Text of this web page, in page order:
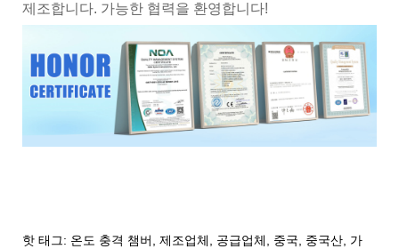
제조합니다. 가능한 협력을 환영합니다!
핫 태그: 온도 충격 챔버, 제조업체, 공급업체, 중국, 중국산, 가